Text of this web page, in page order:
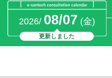
2026/ 08/07 (金)
更新しました